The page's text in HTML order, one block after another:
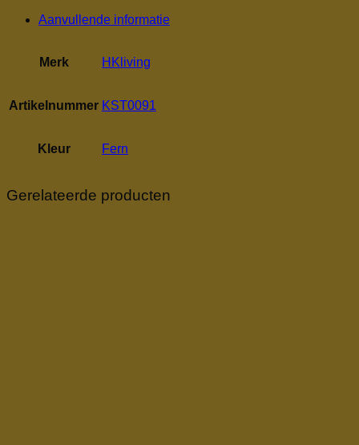
Aanvullende informatie
Merk HKliving
Artikelnummer KST0091
Kleur Fern
Gerelateerde producten